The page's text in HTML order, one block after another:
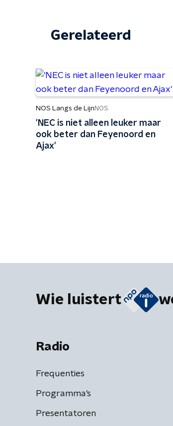
Gerelateerd
NOS Langs de Lijn NOS
'NEC is niet alleen leuker maar
ook beter dan Feyenoord en
Ajax'
Wie luistert
Radio
Frequenties
Programma's
Presentatoren